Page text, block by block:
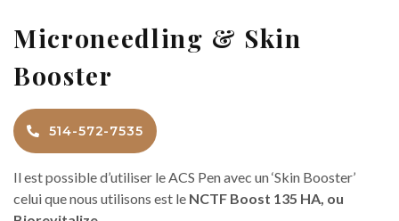
Microneedling & Skin
Booster
514-572-7535
Il est possible d’utiliser le ACS Pen avec un ‘Skin Booster’
celui que nous utilisons est le NCTF Boost 135 HA, ou